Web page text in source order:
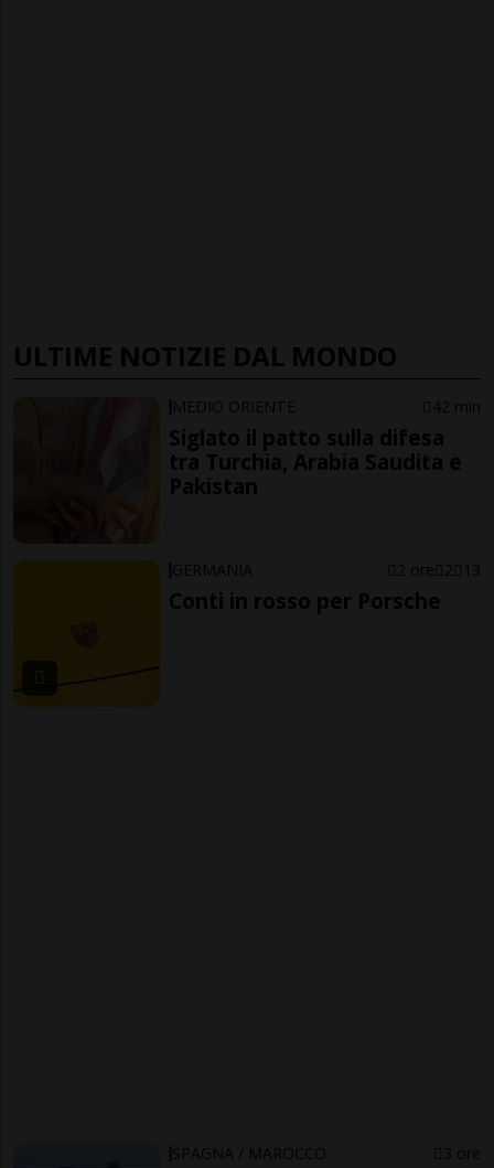
ULTIME NOTIZIE DAL MONDO
MEDIO ORIENTE 42 min
Siglato il patto sulla difesa
tra Turchia, Arabia Saudita e
Pakistan
GERMANIA 2 ore 2 13
Conti in rosso per Porsche
SPAGNA / MAROCCO 3 ore